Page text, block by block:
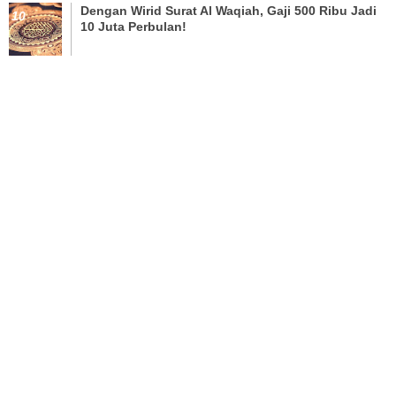
Dengan Wirid Surat Al Waqiah, Gaji 500 Ribu Jadi
10 Juta Perbulan!